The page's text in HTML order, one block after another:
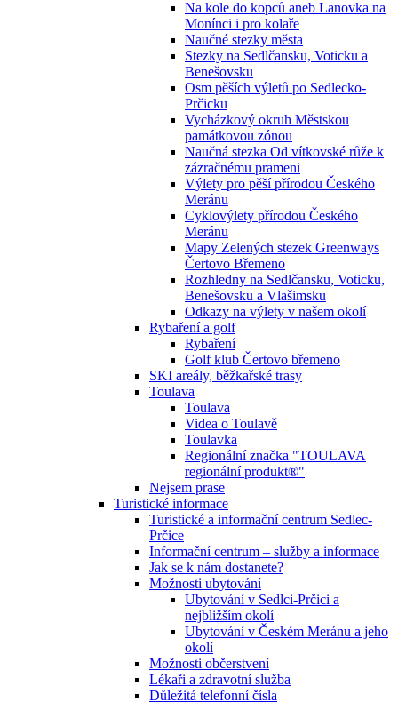
Na kole do kopců aneb Lanovka na
Monínci i pro kolaře
Naučné stezky města
Stezky na Sedlčansku, Voticku a
Benešovsku
Osm pěších výletů po Sedlecko-
Prčicku
Vycházkový okruh Městskou
památkovou zónou
Naučná stezka Od vítkovské růže k
zázračnému prameni
Výlety pro pěší přírodou Českého
Meránu
Cyklovýlety přírodou Českého
Meránu
Mapy Zelených stezek Greenways
Čertovo Břemeno
Rozhledny na Sedlčansku, Voticku,
Benešovsku a Vlašimsku
Odkazy na výlety v našem okolí
Rybaření a golf
Rybaření
Golf klub Čertovo břemeno
SKI areály, běžkařské trasy
Toulava
Toulava
Videa o Toulavě
Toulavka
Regionální značka "TOULAVA
regionální produkt®"
Nejsem prase
Turistické informace
Turistické a informační centrum Sedlec-
Prčice
Informační centrum – služby a informace
Jak se k nám dostanete?
Možnosti ubytování
Ubytování v Sedlci-Prčici a
nejbližším okolí
Ubytování v Českém Meránu a jeho
okolí
Možnosti občerstvení
Lékaři a zdravotní služba
Důležitá telefonní čísla